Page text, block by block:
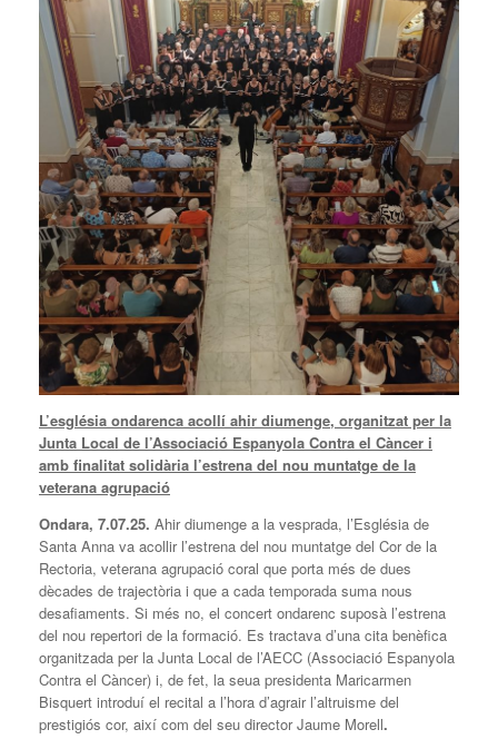
L’església ondarenca acollí ahir diumenge, organitzat per la
Junta Local de l’Associació Espanyola Contra el Càncer i
amb finalitat solidària l’estrena del nou muntatge de la
veterana agrupació
Ondara, 7.07.25. Ahir diumenge a la vesprada, l’Església de
Santa Anna va acollir l’estrena del nou muntatge del Cor de la
Rectoria, veterana agrupació coral que porta més de dues
dècades de trajectòria i que a cada temporada suma nous
desafiaments. Si més no, el concert ondarenc suposà l’estrena
del nou repertori de la formació. Es tractava d’una cita benèfica
organitzada per la Junta Local de l’AECC (Associació Espanyola
Contra el Càncer) i, de fet, la seua presidenta Maricarmen
Bisquert introduí el recital a l’hora d’agrair l’altruisme del
prestigiós cor, així com del seu director Jaume Morell.